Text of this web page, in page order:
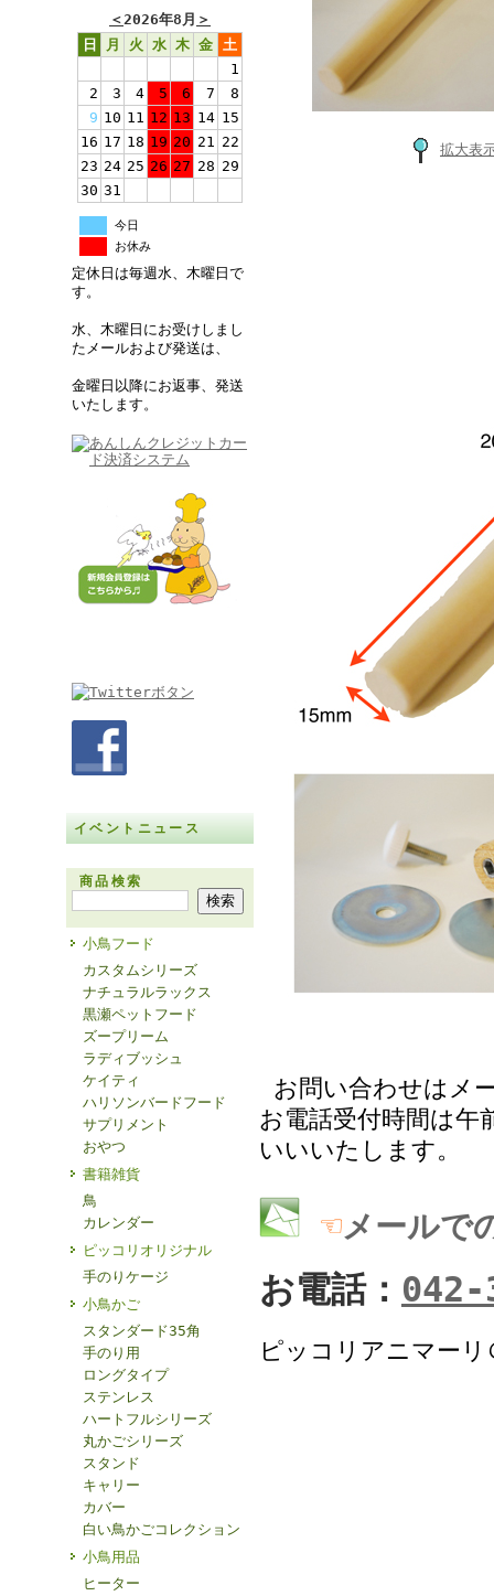
＜2026年8月 ＞
日
月 火 水 木 金 土
1
2
3 4 5 6 7
8
9 10 11 12 13 14 15
16 17 18 19 20 21 22
23 24 25 26 27 28 29
30 31
今日
お休み
定休日は毎週水、木曜日で
す。
水、木曜日にお受けしまし
たメールおよび発送は、
金曜日以降にお返事、発送
いたします。
イベントニュース
商品検索
小鳥フード
カスタムシリーズ
ナチュラルラックス
黒瀬ペットフード
ズープリーム
ラディブッシュ
ケイティ
ハリソンバードフード
サプリメント
おやつ
書籍雑貨
鳥
カレンダー
ピッコリオリジナル
手のりケージ
小鳥かご
スタンダード35角
手のり用
ロングタイプ
ステンレス
ハートフルシリーズ
丸かごシリーズ
スタンド
キャリー
カバー
白い鳥かごコレクション
小鳥用品
ヒーター
拡大表
お問い合わせはメ
お電話受付時間は午
いいいたします。
☜メールで
お電話： 042-
ピッコリアニマーリ